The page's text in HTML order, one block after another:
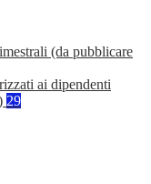
(da pubblicare
ai dipendenti
29